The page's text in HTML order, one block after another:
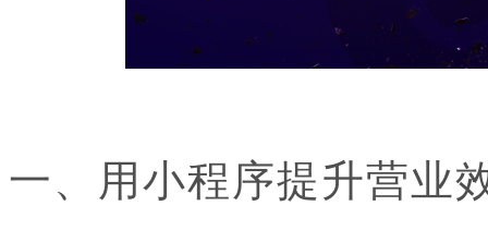
一、用小程序提升营业